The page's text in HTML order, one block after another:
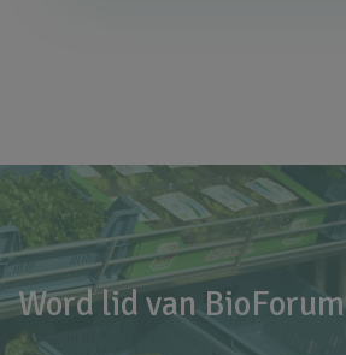
Word lid van BioForum